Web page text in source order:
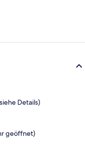
Details)
geöffnet)